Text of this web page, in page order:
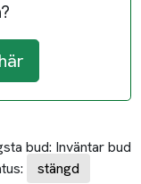
bud: Inväntar bud
stängd